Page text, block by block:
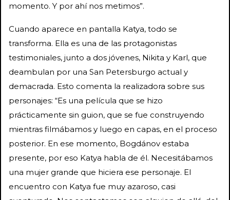
momento. Y por ahí nos metimos”.
Cuando aparece en pantalla Katya, todo se
transforma. Ella es una de las protagonistas
testimoniales, junto a dos jóvenes, Nikita y Karl, que
deambulan por una San Petersburgo actual y
demacrada. Esto comenta la realizadora sobre sus
personajes: “Es una película que se hizo
prácticamente sin guion, que se fue construyendo
mientras filmábamos y luego en capas, en el proceso
posterior. En ese momento, Bogdánov estaba
presente, por eso Katya habla de él. Necesitábamos
una mujer grande que hiciera ese personaje. El
encuentro con Katya fue muy azaroso, casi